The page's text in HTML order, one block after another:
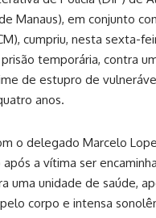
Manaus), em conjunto
cumpriu, nesta sexta-
temporária, contra
de estupro de
anos.
o delegado Marcelo
após a vítima ser
uma unidade de saúde,
corpo e intensa